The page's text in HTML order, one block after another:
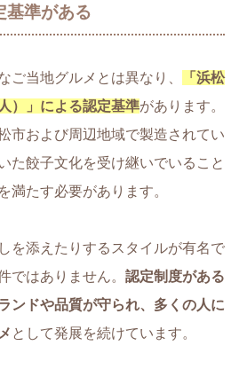
基準がある
ご当地グルメとは異なり、
「浜松
）」による認定基準があります。
市および周辺地域で製造されてい
た餃子文化を受け継いでいること
満たす必要があります。
を添えたりするスタイルが有名で
ではありません。 認定制度がある
ンドや品質が守られ、多くの人に
として発展を続けています。